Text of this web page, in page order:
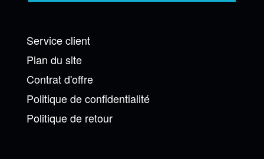
Service client
Plan du site
Contrat d'offre
Politique de confidentialité
Politique de retour